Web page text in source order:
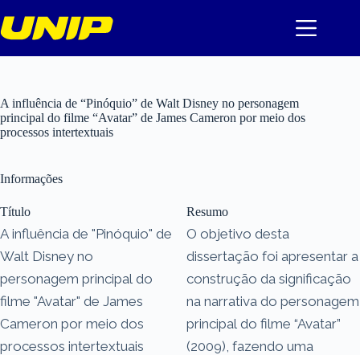
para
o
A influência de “Pinóquio” de Walt Disney no personagem
principal do filme “Avatar” de James Cameron por meio dos
processos intertextuais
Informações
Título
A influência de "Pinóquio" de
Walt Disney no
personagem principal do
filme "Avatar" de James
Cameron por meio dos
processos intertextuais
Resumo
O objetivo desta
dissertação foi apresentar a
construção da significação
na narrativa do personagem
principal do filme “Avatar”
(2009), fazendo uma